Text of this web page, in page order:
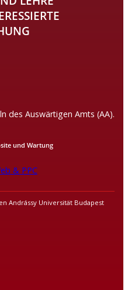
des Auswärtigen Amts (AA).
Andrássy Universität Budapest
und Wartung